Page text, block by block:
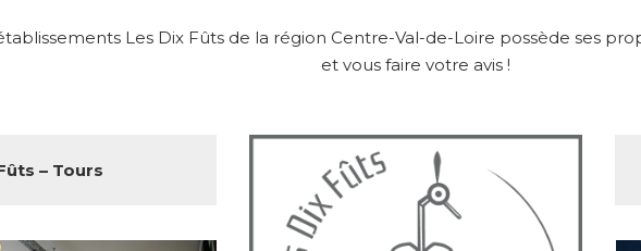
Les Dix Fûts de la région Centre-Val-de-Loire possède ses
et vous faire votre avis !
– Tours